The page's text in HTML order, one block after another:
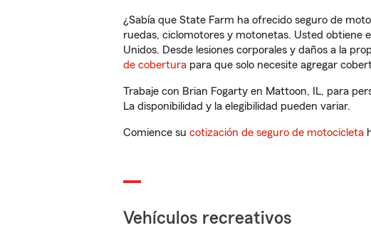
¿Sabía que State Farm ha ofrecido seguro de
ruedas, ciclomotores y motonetas. Usted obtiene
Unidos. Desde lesiones corporales y daños a la
de cobertura para que solo necesite agregar
Trabaje con Brian Fogarty en Mattoon, IL, para
La disponibilidad y la elegibilidad pueden variar.
Comience su cotización de seguro de motocicleta
Vehículos recreativos